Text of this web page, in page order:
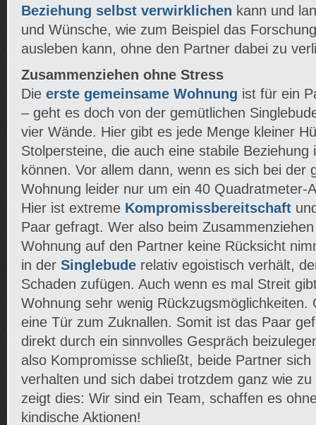
Beziehung selbst verwirklichen kann und
und Wünsche, wie zum Beispiel das
ausleben kann, ohne den Partner dabei zu
Zusammenziehen ohne Stress
Die erste gemeinsame Wohnung ist für ein
– geht es doch von der gemütlichen
vier Wände. Hier gibt es jede Menge kleiner
Stolpersteine, die auch eine stabile Beziehung
können. Vor allem dann, wenn es sich bei der
Wohnung leider nur um ein 40 Quadratmeter-
Hier ist extreme Kompromissbereitschaft
Paar gefragt. Wer also beim
Wohnung auf den Partner keine Rücksicht
in der Singlebude relativ egoistisch verhält,
Schaden zufügen. Auch wenn es mal Streit
Wohnung sehr wenig Rückzugsmöglichkeiten.
eine Tür zum Zuknallen. Somit ist das Paar
direkt durch ein sinnvolles Gespräch
also Kompromisse schließt, beide Partner sich
verhalten und sich dabei trotzdem ganz wie
zeigt dies: Wir sind ein Team, schaffen es
kindische Aktionen!